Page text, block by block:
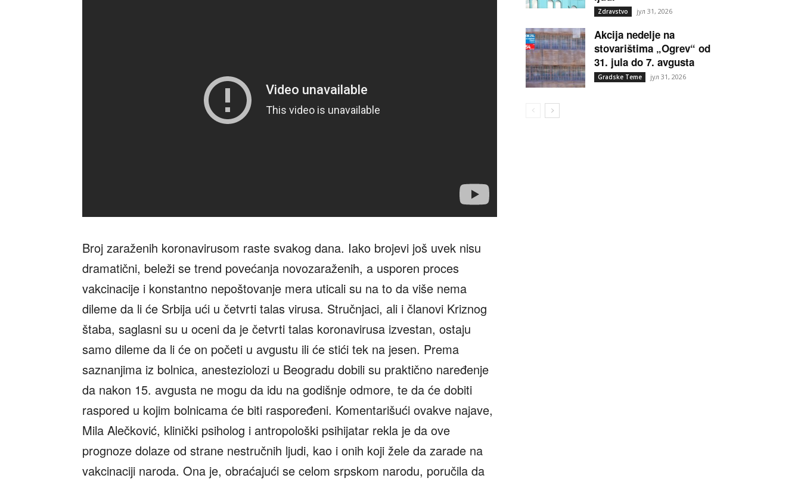
Broj zaraženih koronavirusom raste svakog dana. Iako brojevi još uvek nisu
dramatični, beleži se trend povećanja novozaraženih, a usporen proces
vakcinacije i konstantno nepoštovanje mera uticali su na to da više nema
dileme da li će Srbija ući u četvrti talas virusa. Stručnjaci, ali i članovi Kriznog
štaba, saglasni su u oceni da je četvrti talas koronavirusa izvestan, ostaju
samo dileme da li će on početi u avgustu ili će stići tek na jesen. Prema
saznanjima iz bolnica, anesteziolozi u Beogradu dobili su praktično naređenje
da nakon 15. avgusta ne mogu da idu na godišnje odmore, te da će dobiti
raspored u kojim bolnicama će biti raspoređeni. Komentarišući ovakve najave,
Mila Alečković, klinički psiholog i antropološki psihijatar rekla je da ove
prognoze dolaze od strane nestručnih ljudi, kao i onih koji žele da zarade na
vakcinaciji naroda. Ona je, obraćajući se celom srpskom narodu, poručila da
Zdravstvo јул 31, 2026
Akcija nedelje na
stovarištima „Ogrev“ od
31. jula do 7. avgusta
Gradske Teme јул 31, 2026